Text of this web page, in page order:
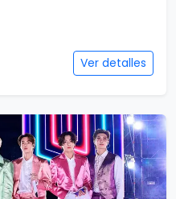
Ver detalles